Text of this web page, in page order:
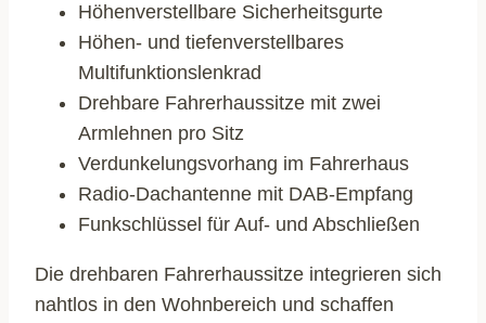
Höhenverstellbare Sicherheitsgurte
Höhen- und tiefenverstellbares
Multifunktionslenkrad
Drehbare Fahrerhaussitze mit zwei
Armlehnen pro Sitz
Verdunkelungsvorhang im Fahrerhaus
Radio-Dachantenne mit DAB-Empfang
Funkschlüssel für Auf- und Abschließen
Die drehbaren Fahrerhaussitze integrieren sich
nahtlos in den Wohnbereich und schaffen